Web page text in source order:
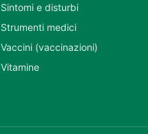
Sintomi e disturbi
Strumenti medici
Vaccini (vaccinazioni)
Vitamine